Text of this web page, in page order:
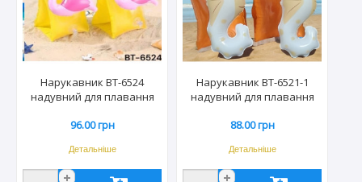
Нарукавник ВТ-6524
надувний для плавання
96.00 грн
Детальніше
Нарукавник ВТ-6521-1
надувний для плавання
88.00 грн
Детальніше